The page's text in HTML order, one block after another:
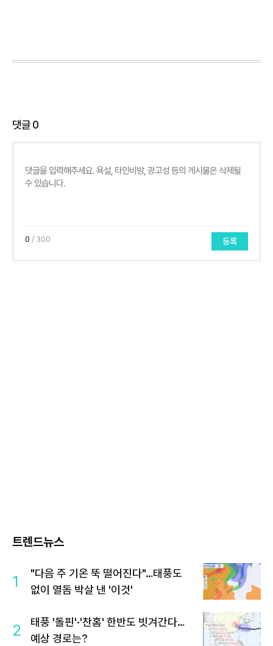
댓글0
0 / 300 등록
트렌드뉴스
1
"다음 주 기온 뚝 떨어진다"…태풍도
없이 열돔 박살 낸 '이것'
2
태풍 '돌핀'·'찬홈' 한반도 빗겨간다…
예상 경로는?